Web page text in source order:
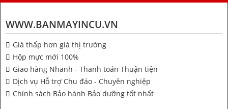
WWW.BANMAYINCU.VN
Giá thấp hơn giá thị trường
Hộp mực mới 100%
Giao hàng Nhanh - Thanh toán Thuận tiện
Dịch vụ Hỗ trợ Chu đáo - Chuyên nghiệp
Chính sách Bảo hành Bảo dưỡng tốt nhất